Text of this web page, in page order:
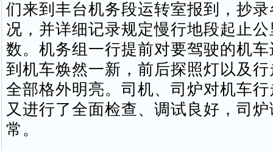
们来到丰台机务段运转室报到，抄
况，并详细记录规定慢行地段起止
数。机务组一行提前对要驾驶的机
到机车焕然一新，前后探照灯以及
全部格外明亮。司机、司炉对机车
又进行了全面检查、调试良好，司
常。